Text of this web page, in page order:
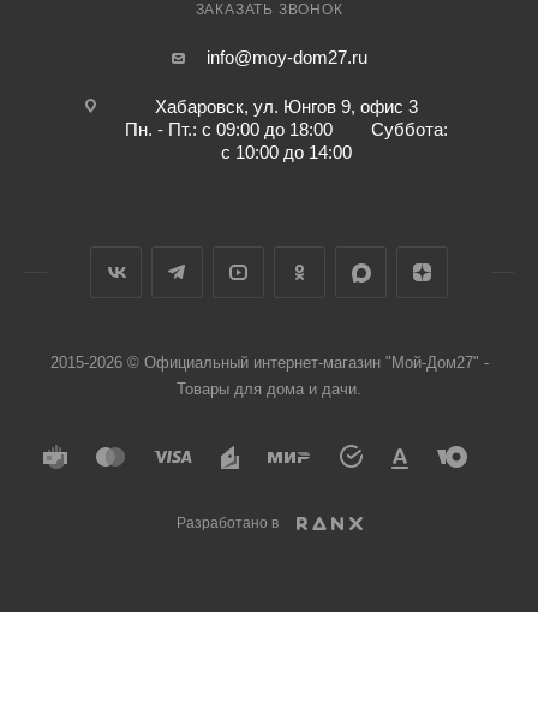
ЗАКАЗАТЬ ЗВОНОК
info@moy-dom27.ru
Хабаровск, ул. Юнгов 9, офис 3
Пн. - Пт.: с 09:00 до 18:00 Суббота:
с 10:00 до 14:00
2015-2026 © Официальный интернет-магазин "Мой-Дом27" -
Товары для дома и дачи.
Разработано в